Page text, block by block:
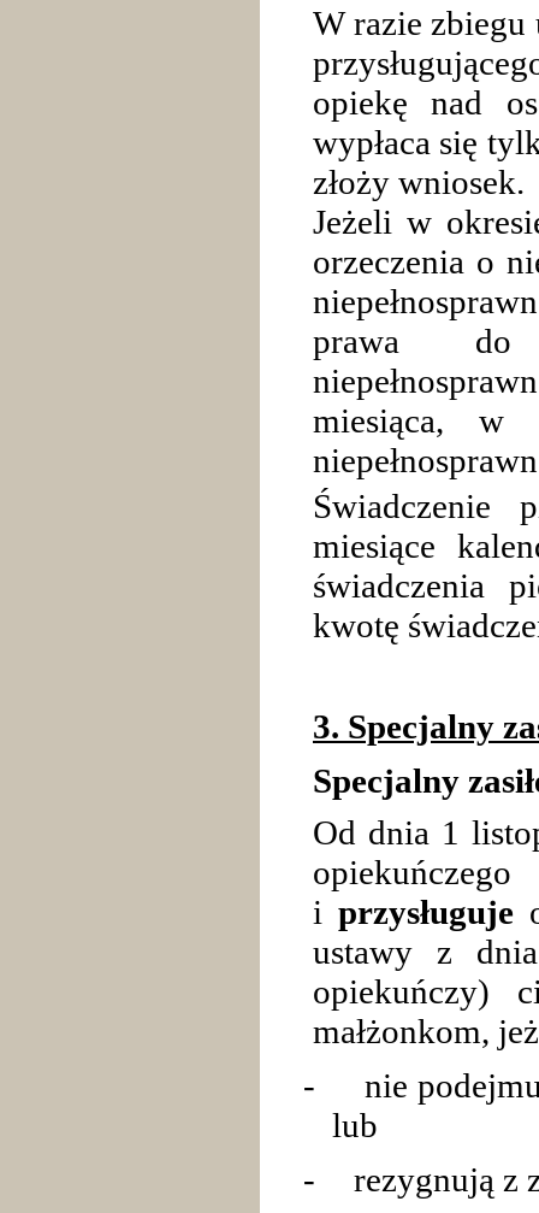
W razie zbiegu
opiekę nad
wypłaca się
złoży wniosek.
Jeżeli w
orzeczenia o
prawa do
miesiąca, w
Świadczenie
miesiące
świadczenia
kwotę
3. Specjalny
Specjalny
Od dnia 1
i przysługuje
ustawy z
opiekuńczy)
małżonkom,
-
nie
lub
-
rezygnują z